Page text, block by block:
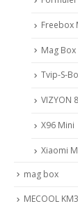
Freebox
Mag Box
Tvip-S-
VIZYON
X96 Mini
Xiaomi
mag box
MECOOL